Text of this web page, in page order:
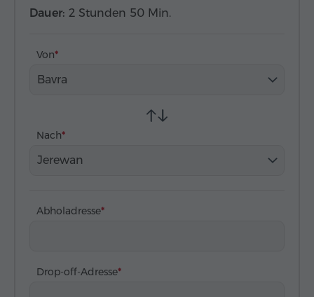
Dauer: 2 Stunden 50 Min.
Von
Bavra
Nach
Jerewan
Abholadresse
Drop-off-Adresse